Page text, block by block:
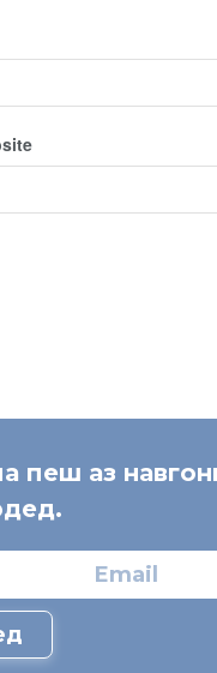
пеш аз